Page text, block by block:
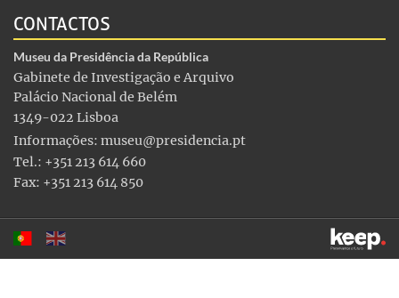
CONTACTOS
Museu da Presidência da República
Gabinete de Investigação e Arquivo
Palácio Nacional de Belém
1349-022 Lisboa
Informações: museu@presidencia.pt
Tel.: +351 213 614 660
Fax: +351 213 614 850